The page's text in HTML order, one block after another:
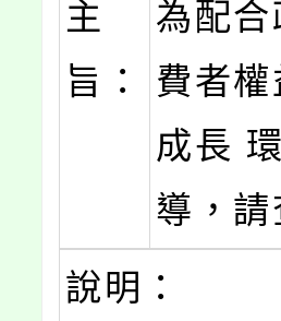
主
旨：
為配
費者
成長
導，請
說明：